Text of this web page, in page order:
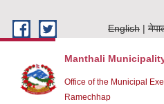
English
Manthali
Office of the Municipal
Ramechhap